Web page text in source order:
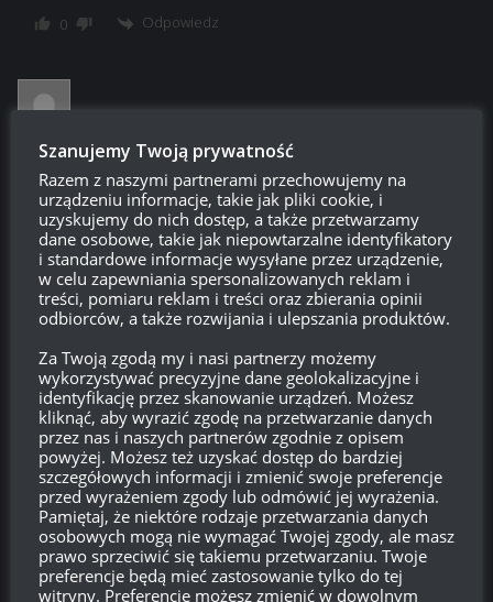
0 Odpowiedz
Mam nadzieje ze skonczy się to wywalanie gry gdy chce się
wrocic do garażu…
0 Odpowiedz
smalec235
Reply toSzczecinianin 18:52, 4 kwietnia 2018 18:52
0 Odpowiedz
Szczecinianin
Reply tosmalec235 20:19, 4 kwietnia 2018 20:19
Nie tylko ty bo dużo graczy o tym pisze na fb wota i yt.
0 Odpowiedz
Szanujemy Twoją prywatność
Razem z naszymi partnerami przechowujemy na
urządzeniu informacje, takie jak pliki cookie, i
uzyskujemy do nich dostęp, a także przetwarzamy
dane osobowe, takie jak niepowtarzalne identyfikatory
i standardowe informacje wysyłane przez urządzenie,
w celu zapewniania spersonalizowanych reklam i
treści, pomiaru reklam i treści oraz zbierania opinii
odbiorców, a także rozwijania i ulepszania produktów.
Za Twoją zgodą my i nasi partnerzy możemy
wykorzystywać precyzyjne dane geolokalizacyjne i
identyfikację przez skanowanie urządzeń. Możesz
kliknąć, aby wyrazić zgodę na przetwarzanie danych
przez nas i naszych partnerów zgodnie z opisem
powyżej. Możesz też uzyskać dostęp do bardziej
szczegółowych informacji i zmienić swoje preferencje
przed wyrażeniem zgody lub odmówić jej wyrażenia.
Pamiętaj, że niektóre rodzaje przetwarzania danych
osobowych mogą nie wymagać Twojej zgody, ale masz
prawo sprzeciwić się takiemu przetwarzaniu. Twoje
preferencje będą mieć zastosowanie tylko do tej
witryny. Preferencje możesz zmienić w dowolnym